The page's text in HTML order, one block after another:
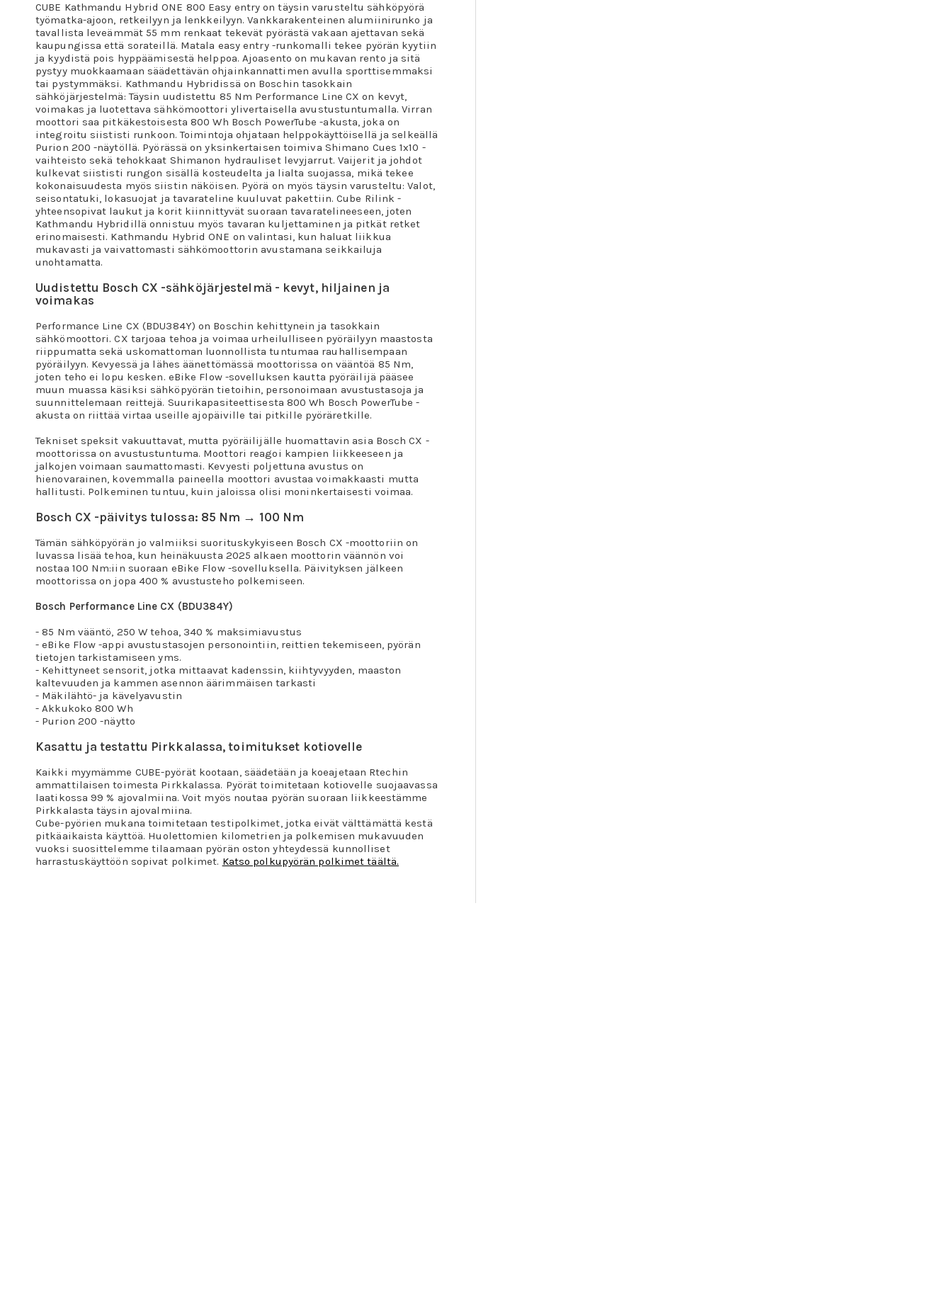
CUBE Kathmandu Hybrid ONE 800 Easy entry on täysin varusteltu sähköpyörä
työmatka-ajoon, retkeilyyn ja lenkkeilyyn. Vankkarakenteinen alumiinirunko ja
tavallista leveämmät 55 mm renkaat tekevät pyörästä vakaan ajettavan sekä
kaupungissa että sorateillä. Matala easy entry -runkomalli tekee pyörän kyytiin
ja kyydistä pois hyppäämisestä helppoa. Ajoasento on mukavan rento ja sitä
pystyy muokkaamaan säädettävän ohjainkannattimen avulla sporttisemmaksi
tai pystymmäksi. Kathmandu Hybridissä on Boschin tasokkain
sähköjärjestelmä: Täysin uudistettu 85 Nm Performance Line CX on kevyt,
voimakas ja luotettava sähkömoottori ylivertaisella avustustuntumalla. Virran
moottori saa pitkäkestoisesta 800 Wh Bosch PowerTube -akusta, joka on
integroitu siististi runkoon. Toimintoja ohjataan helppokäyttöisellä ja selkeällä
Purion 200 -näytöllä. Pyörässä on yksinkertaisen toimiva Shimano Cues 1x10 -
vaihteisto sekä tehokkaat Shimanon hydrauliset levyjarrut. Vaijerit ja johdot
kulkevat siististi rungon sisällä kosteudelta ja lialta suojassa, mikä tekee
kokonaisuudesta myös siistin näköisen. Pyörä on myös täysin varusteltu: Valot,
seisontatuki, lokasuojat ja tavarateline kuuluvat pakettiin. Cube Rilink -
yhteensopivat laukut ja korit kiinnittyvät suoraan tavaratelineeseen, joten
Kathmandu Hybridillä onnistuu myös tavaran kuljettaminen ja pitkät retket
erinomaisesti. Kathmandu Hybrid ONE on valintasi, kun haluat liikkua
mukavasti ja vaivattomasti sähkömoottorin avustamana seikkailuja
unohtamatta.
Uudistettu Bosch CX -sähköjärjestelmä - kevyt, hiljainen ja
voimakas
Performance Line CX (BDU384Y) on Boschin kehittynein ja tasokkain
sähkömoottori. CX tarjoaa tehoa ja voimaa urheilulliseen pyöräilyyn maastosta
riippumatta sekä uskomattoman luonnollista tuntumaa rauhallisempaan
pyöräilyyn. Kevyessä ja lähes äänettömässä moottorissa on vääntöä 85 Nm,
joten teho ei lopu kesken. eBike Flow -sovelluksen kautta pyöräilijä pääsee
muun muassa käsiksi sähköpyörän tietoihin, personoimaan avustustasoja ja
suunnittelemaan reittejä. Suurikapasiteettisesta 800 Wh Bosch PowerTube -
akusta on riittää virtaa useille ajopäiville tai pitkille pyöräretkille.
Tekniset speksit vakuuttavat, mutta pyöräilijälle huomattavin asia Bosch CX -
moottorissa on avustustuntuma. Moottori reagoi kampien liikkeeseen ja
jalkojen voimaan saumattomasti. Kevyesti poljettuna avustus on
hienovarainen, kovemmalla paineella moottori avustaa voimakkaasti mutta
hallitusti. Polkeminen tuntuu, kuin jaloissa olisi moninkertaisesti voimaa.
Bosch CX -päivitys tulossa: 85 Nm → 100 Nm
Tämän sähköpyörän jo valmiiksi suorituskykyiseen Bosch CX -moottoriin on
luvassa lisää tehoa, kun heinäkuusta 2025 alkaen moottorin väännön voi
nostaa 100 Nm:iin suoraan eBike Flow -sovelluksella. Päivityksen jälkeen
moottorissa on jopa 400 % avustusteho polkemiseen.
Bosch Performance Line CX (BDU384Y)
- 85 Nm vääntö, 250 W tehoa, 340 % maksimiavustus
- eBike Flow -appi avustustasojen personointiin, reittien tekemiseen, pyörän
tietojen tarkistamiseen yms.
- Kehittyneet sensorit, jotka mittaavat kadenssin, kiihtyvyyden, maaston
kaltevuuden ja kammen asennon äärimmäisen tarkasti
- Mäkilähtö- ja kävelyavustin
- Akkukoko 800 Wh
- Purion 200 -näytto
Kasattu ja testattu Pirkkalassa, toimitukset kotiovelle
Kaikki myymämme CUBE-pyörät kootaan, säädetään ja koeajetaan Rtechin
ammattilaisen toimesta Pirkkalassa. Pyörät toimitetaan kotiovelle suojaavassa
laatikossa 99 % ajovalmiina. Voit myös noutaa pyörän suoraan liikkeestämme
Pirkkalasta täysin ajovalmiina.
Cube-pyörien mukana toimitetaan testipolkimet, jotka eivät välttämättä kestä
pitkäaikaista käyttöä. Huolettomien kilometrien ja polkemisen mukavuuden
vuoksi suosittelemme tilaamaan pyörän oston yhteydessä kunnolliset
harrastuskäyttöön sopivat polkimet. Katso polkupyörän polkimet täältä.